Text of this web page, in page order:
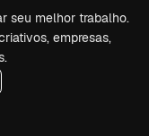
seu melhor trabalho.
empresas,